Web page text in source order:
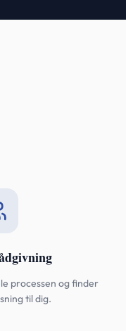
processen og finder
til dig.